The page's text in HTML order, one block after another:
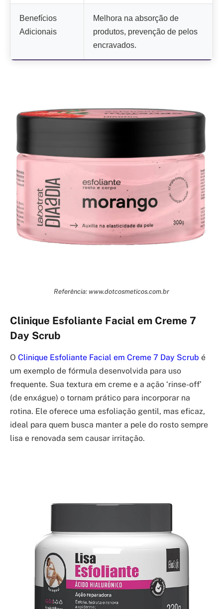
Benefícios
Adicionais
Melhora na absorção de
produtos, prevenção de pelos
encravados.
Referência: www.dotcosmeticos.com.br
Clinique Esfoliante Facial em Creme 7
Day Scrub
O Clinique Esfoliante Facial em Creme 7 Day Scrub é
um exemplo de fórmula desenvolvida para uso
frequente. Sua textura em creme e a ação ‘rinse-off’
(de enxágue) o tornam prático para incorporar na
rotina. Ele oferece uma esfoliação gentil, mas eficaz,
ideal para quem busca manter a pele do rosto sempre
lisa e renovada sem causar irritação.